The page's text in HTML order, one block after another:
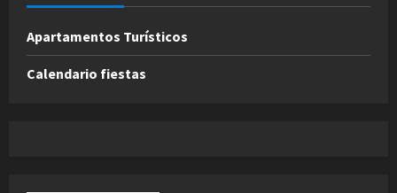
Apartamentos Turísticos
Calendario fiestas